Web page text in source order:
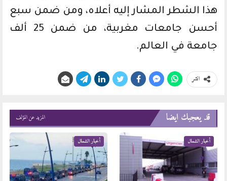
هذا الشطر المشار إليه أعلاه، ومن ضمن سبع
أحسن جامعات مغربية، من ضمن 25 ألف
جامعة في العالم.
انشر
قد يعجبك ايضا المزيد عن المؤلف
أخبار الشمال أخبار الشمال